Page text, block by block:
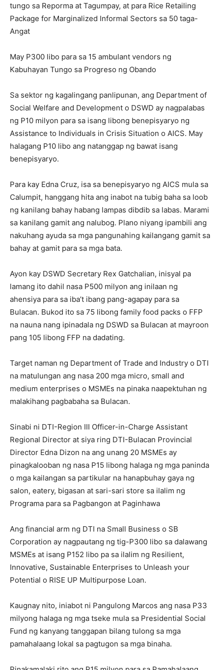
tungo sa Reporma at Tagumpay, at para Rice Retailing
Package for Marginalized Informal Sectors sa 50 taga-
Angat
May P300 libo para sa 15 ambulant vendors ng
Kabuhayan Tungo sa Progreso ng Obando
Sa sektor ng kagalingang panlipunan, ang Department of
Social Welfare and Development o DSWD ay nagpalabas
ng P10 milyon para sa isang libong benepisyaryo ng
Assistance to Individuals in Crisis Situation o AICS. May
halagang P10 libo ang natanggap ng bawat isang
benepisyaryo.
Para kay Edna Cruz, isa sa benepisyaryo ng AICS mula sa
Calumpit, hanggang hita ang inabot na tubig baha sa loob
ng kanilang bahay habang lampas dibdib sa labas. Marami
sa kanilang gamit ang nalubog. Plano niyang ipambili ang
nakuhang ayuda sa mga pangunahing kailangang gamit sa
bahay at gamit para sa mga bata.
Ayon kay DSWD Secretary Rex Gatchalian, inisyal pa
lamang ito dahil nasa P500 milyon ang inilaan ng
ahensiya para sa iba’t ibang pang-agapay para sa
Bulacan. Bukod ito sa 75 libong family food packs o FFP
na nauna nang ipinadala ng DSWD sa Bulacan at mayroon
pang 105 libong FFP na dadating.
Target naman ng Department of Trade and Industry o DTI
na matulungan ang nasa 200 mga micro, small and
medium enterprises o MSMEs na pinaka naapektuhan ng
malakihang pagbabaha sa Bulacan.
Sinabi ni DTI-Region III Officer-in-Charge Assistant
Regional Director at siya ring DTI-Bulacan Provincial
Director Edna Dizon na ang unang 20 MSMEs ay
pinagkalooban ng nasa P15 libong halaga ng mga paninda
o mga kailangan sa partikular na hanapbuhay gaya ng
salon, eatery, bigasan at sari-sari store sa ilalim ng
Programa para sa Pagbangon at Paginhawa
Ang financial arm ng DTI na Small Business o SB
Corporation ay nagpautang ng tig-P300 libo sa dalawang
MSMEs at isang P152 libo pa sa ilalim ng Resilient,
Innovative, Sustainable Enterprises to Unleash your
Potential o RISE UP Multipurpose Loan.
Kaugnay nito, iniabot ni Pangulong Marcos ang nasa P33
milyong halaga ng mga tseke mula sa Presidential Social
Fund ng kanyang tanggapan bilang tulong sa mga
pamahalaang lokal sa pagtugon sa mga binaha.